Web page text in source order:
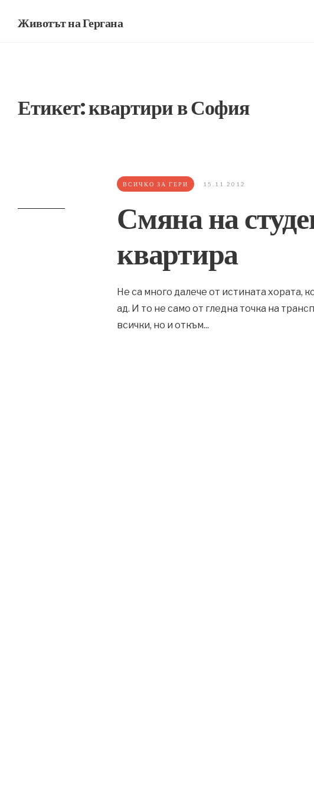
Животът на Гергана
Етикет:квартири в София
ВСИЧКО ЗА ГЕРИ 15.11.2012
Смяна на
квартира
Не са много далече от истината хората,
ад. И то не само от гледна точка на
всички, но и откъм...